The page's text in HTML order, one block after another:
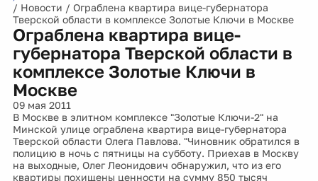
/ Новости / Ограблена квартира вице-губернатора
Тверской области в комплексе Золотые Ключи в Москве
Ограблена квартира вице-
губернатора Тверской области в
комплексе Золотые Ключи в
Москве
09 мая 2011
В Москве в элитном комплексе "Золотые Ключи-2" на
Минской улице ограблена квартира вице-губернатора
Тверской области Олега Павлова. "Чиновник обратился в
полицию в ночь с пятницы на субботу. Приехав в Москву
на выходные, Олег Леонидович обнаружил, что из его
квартиры похищены ценности на сумму 850 тысяч